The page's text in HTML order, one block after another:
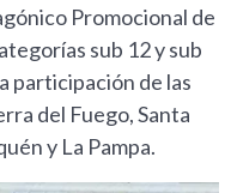
Promocional de
sub 12 y sub
participación de las
del Fuego, Santa
y La Pampa.